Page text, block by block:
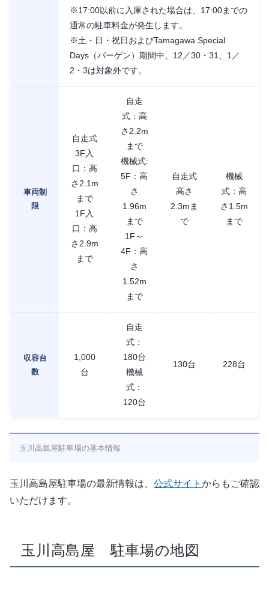
※17:00以前に入庫された場合は、17:00までの
通常の駐車料金が発生します。
※土・日・祝日およびTamagawa Special
Days（バーゲン）期間中、12／30・31、1／
2・3は対象外です。
車両制
限
自走式
3F入
口：高
さ2.1m
まで
1F入
口：高
さ2.9m
まで
自走
式：高
さ2.2m
まで
機械式:
5F：高
さ
1.96m
まで
1F～
4F：高
さ
1.52m
まで
自走式
高さ
2.3mま
で
機械
式：高
さ1.5m
まで
収容台
数
1,000
台
自走
式：
180台
機械
式：
120台
130台 228台
玉川高島屋駐車場の基本情報
玉川高島屋駐車場の最新情報は、 公式サイト からもご確認
いただけます。
玉川高島屋 駐車場の地図